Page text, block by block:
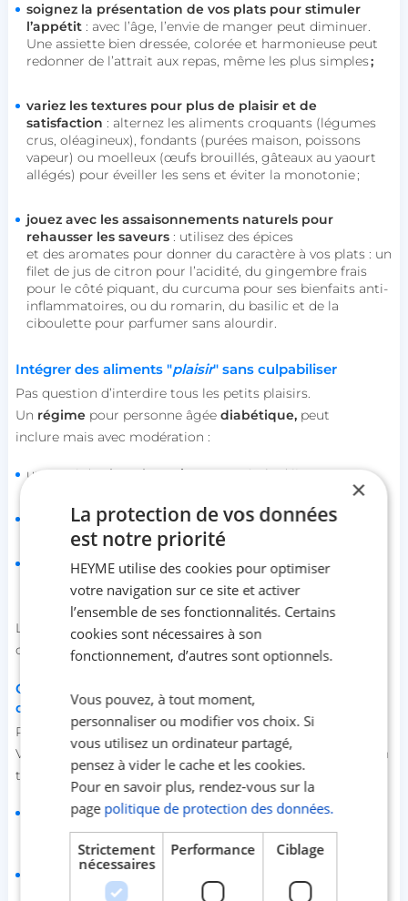
soignez la présentation de vos plats pour stimuler
l’appétit : avec l’âge, l’envie de manger peut diminuer.
Une assiette bien dressée, colorée et harmonieuse peut
redonner de l’attrait aux repas, même les plus simples;
variez les textures pour plus de plaisir et de
satisfaction : alternez les aliments croquants (légumes
crus, oléagineux), fondants (purées maison, poissons
vapeur) ou moelleux (œufs brouillés, gâteaux au yaourt
allégés) pour éveiller les sens et éviter la monotonie ;
jouez avec les assaisonnements naturels pour
rehausser les saveurs : utilisez des épices
et des aromates pour donner du caractère à vos plats : un
filet de jus de citron pour l’acidité, du gingembre frais
pour le côté piquant, du curcuma pour ses bienfaits anti-
inflammatoires, ou du romarin, du basilic et de la
ciboulette pour parfumer sans alourdir.
Intégrer des aliments "plaisir" sans culpabiliser
Pas question d’interdire tous les petits plaisirs.
Un régime pour personne âgéediabétique,peut
inclure mais avec modération :
un carré dechocolat noir 85 %après le déjeuner ;
compote de fruits maisonsans sucre ajouté ;
tarte aux fruitssans pâte sucrée ni crème, avec une
base d’amandes ou de flocons d’avoine.
Le secret réside dans l’équilibre global du menu et la
capacité à structurer ses écarts pour mieux les encadrer.
Composer des menus variés et adaptés aux besoins
des seniors
Planifier ses repas permet d’éviter les choix par défaut.
Voici un exemple de repas journalier équilibré à adopter en
tant que senior diabétique :
petit-déjeuner: porridge d’avoine, accompagné
de quelques amandes et une poignée de myrtilles ;
déjeuner: filet de saumon grillé, accompagné
de quinoa et d’haricots verts vapeur
×
La protection de vos données
est notre priorité
HEYME utilise des cookies pour optimiser
votre navigation sur ce site et activer
l’ensemble de ses fonctionnalités. Certains
cookies sont nécessaires à son
fonctionnement, d’autres sont optionnels.
Vous pouvez, à tout moment,
personnaliser ou modifier vos choix. Si
vous utilisez un ordinateur partagé,
pensez à vider le cache et les cookies.
Pour en savoir plus, rendez-vous sur la
page politique de protection des données.
Strictement
nécessaires
Performance Ciblage